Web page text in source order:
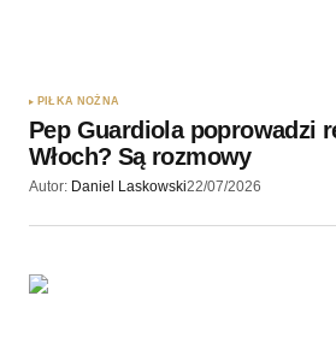
PIŁKA NOŻNA
Pep Guardiola poprowadzi
Włoch? Są rozmowy
Autor: Daniel Laskowski22/07/2026